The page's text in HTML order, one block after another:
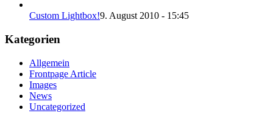
Custom Lightbox!9. August 2010 - 15:45
Kategorien
Allgemein
Frontpage Article
Images
News
Uncategorized